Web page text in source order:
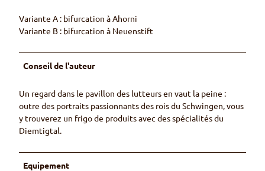
Variante A : bifurcation à Ahorni
Variante B : bifurcation à Neuenstift
Conseil de l'auteur
Un regard dans le pavillon des lutteurs en vaut la peine :
outre des portraits passionnants des rois du Schwingen, vous
y trouverez un frigo de produits avec des spécialités du
Diemtigtal.
Equipement